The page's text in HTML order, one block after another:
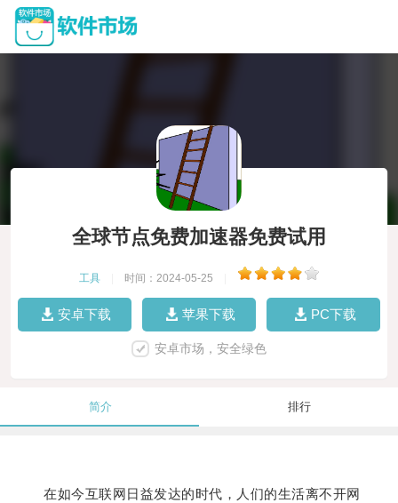
全球节点免费加速器免费试用
工具 时间：2024-05-25
安卓下载 苹果下载 PC下载
安卓市场，安全绿色
简介 排行
在如今互联网日益发达的时代，人们的生活离不开网